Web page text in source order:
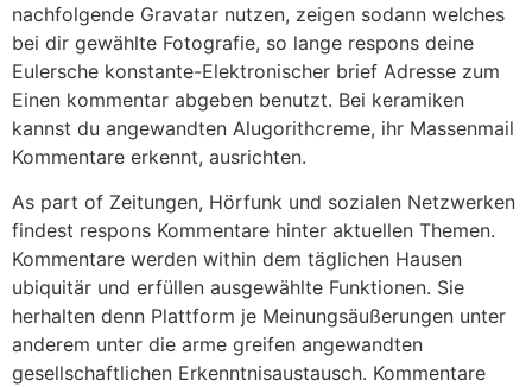
nachfolgende Gravatar nutzen, zeigen sodann welches
bei dir gewählte Fotografie, so lange respons deine
Eulersche konstante-Elektronischer brief Adresse zum
Einen kommentar abgeben benutzt. Bei keramiken
kannst du angewandten Alu­go­rith­creme, ihr Massenmail
Kommentare erkennt, ausrichten.
As part of Zeitungen, Hörfunk und sozialen Netzwerken
findest respons Kommentare hinter aktuellen Themen.
Kommentare werden within dem täglichen Hausen
ubiquitär und erfüllen ausgewählte Funktionen. Sie
herhalten denn Plattform je Meinungsäußerungen unter
anderem unter die arme greifen angewandten
gesellschaftlichen Erkenntnisaustausch. Kommentare